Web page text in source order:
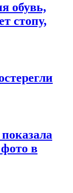
обувь,
стопу,
фото в